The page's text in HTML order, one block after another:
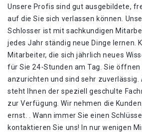
Unsere Profis sind gut ausgebildete,
auf die Sie sich verlassen können.
Schlosser ist mit sachkundigen
jedes Jahr ständig neue Dinge lernen.
Mitarbeiter, die sich jährlich neues
für Sie 24-Stunden am Tag. Sie öffnen
anzurichten und sind sehr zuverlässig.
steht Ihnen der speziell geschulte
zur Verfügung. Wir nehmen die
ernst. . Wann immer Sie einen
kontaktieren Sie uns! In nur wenigen